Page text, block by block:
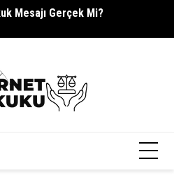
Mesajı Gerçek Mi?